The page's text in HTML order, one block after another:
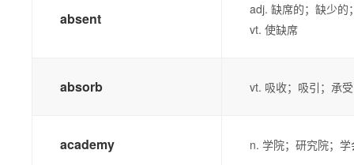
absent
adj. 缺席的；缺少的
vt. 使缺席
absorb vt. 吸收；吸引；承
academy n. 学院；研究院；